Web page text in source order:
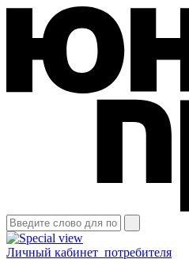
Личный кабинет потребителя